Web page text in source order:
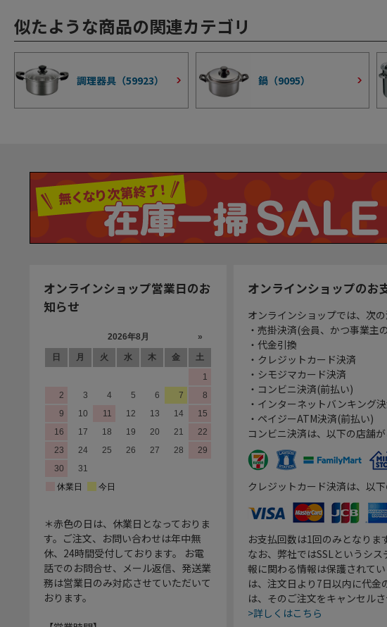
似たような商品の関連カテゴリ
調理器具（59923） 鍋（9095）
オンラインショップ営業日のお
知らせ
＊赤色の日は、休業日となっておりま
す。ご注文、お問い合わせは年中無
休、24時間受付しております。 お電
話でのお問合せ、メール返信、発送業
務は営業日のみ対応させていただいて
おります。
オンラインショップのお
オンラインショップでは、次
・売掛決済(会員、かつ事業主
・代金引換
・クレジットカード決済
・シモジマカード決済
・コンビニ決済(前払い)
・インターネットバンキング
・ペイジーATM決済(前払い)
コンビニ決済は、以下の店舗が
クレジットカード決済は、以
お支払回数は1回のみとなりま
なお、弊社ではSSLというシ
報に関わる情報は保護されて
は、注文日より7日以内に代
は、そのご注文をキャンセルさ
>詳しくはこちら